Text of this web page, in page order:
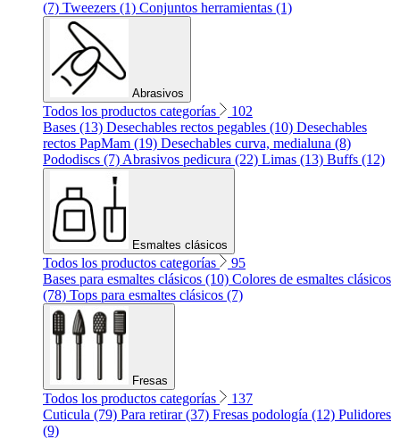
(7) Tweezers (1) Conjuntos herramientas (1)
Abrasivos
Todos los productos categorías
102
Bases (13) Desechables rectos pegables (10) Desechables
rectos PapMam (19) Desechables curva, medialuna (8)
Pododiscs (7) Abrasivos pedicura (22) Limas (13) Buffs (12)
Esmaltes clásicos
Todos los productos categorías
95
Bases para esmaltes clásicos (10) Colores de esmaltes clásicos
(78) Tops para esmaltes clásicos (7)
Fresas
Todos los productos categorías
137
Cuticula (79) Para retirar (37) Fresas podología (12) Pulidores
(9)